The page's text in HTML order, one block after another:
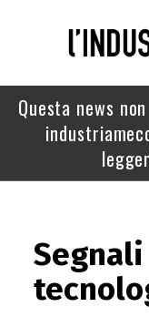
Questa news